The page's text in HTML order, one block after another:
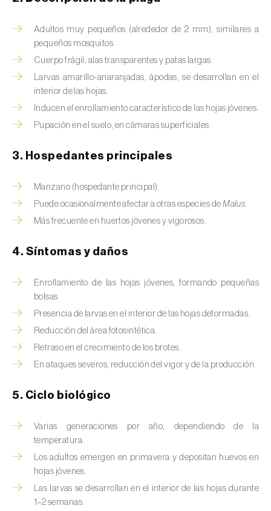
Barrenador del tallo del maíz (
Barrenador del té (
fornicatior, E. perbrevis e E. kuroshio)
Barrenador del tomate (Neoleucinodes
Barrenillo del almendro (Scolytus amygdali
Barrenillo del olmo (Scolytus multistriatus
Barrenillo tipografo del abeto rojo (Ips
typographus)
Bicho camello (Chrysodeixis chalcites
Cacoecia de los frutales (
Cantárida (Lytta vesicatoria
Capua de los frutos ( Adoxophyes orana
destructor)
Ceutorrinco de la col (Ceutorhynchus
quadridens)
Ceutorrinco de los nabos (Ceutorhynchus
napi)
Chinche de la morera (
Adultos muy pequeños (alrededor de 2 mm), similares a
pequeños mosquitos.
Cuerpo frágil, alas transparentes y patas largas.
Larvas amarillo-anaranjadas, ápodas, se desarrollan en el
interior de las hojas.
Inducen el enrollamiento característico de las hojas jóvenes.
Pupación en el suelo, en cámaras superficiales.
3. Hospedantes principales
Manzano (hospedante principal).
Puede ocasionalmente afectar a otras especies deMalus.
Más frecuente en huertos jóvenes y vigorosos.
4. Síntomas y daños
Enrollamiento de las hojas jóvenes, formando pequeñas
bolsas.
Presencia de larvas en el interior de las hojas deformadas.
Reducción del área fotosintética.
Retraso en el crecimiento de los brotes.
En ataques severos, reducción del vigor y de la producción.
5. Ciclo biológico
Varias generaciones por año, dependiendo de la
temperatura.
Los adultos emergen en primavera y depositan huevos en
hojas jóvenes.
Las larvas se desarrollan en el interior de las hojas durante
1–2 semanas.